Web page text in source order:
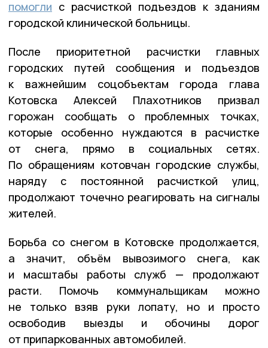
помогли с расчисткой подъездов к зданиям
городской клинической больницы.
После приоритетной расчистки главных
городских путей сообщения и подъездов
к важнейшим соцобъектам города глава
Котовска Алексей Плахотников призвал
горожан сообщать о проблемных точках,
которые особенно нуждаются в расчистке
от снега, прямо в социальных сетях.
По обращениям котовчан городские службы,
наряду с постоянной расчисткой улиц,
продолжают точечно реагировать на сигналы
жителей.
Борьба со снегом в Котовске продолжается,
а значит, объём вывозимого снега, как
и масштабы работы служб — продолжают
расти. Помочь коммунальщикам можно
не только взяв руки лопату, но и просто
освободив выезды и обочины дорог
от припаркованных автомобилей.